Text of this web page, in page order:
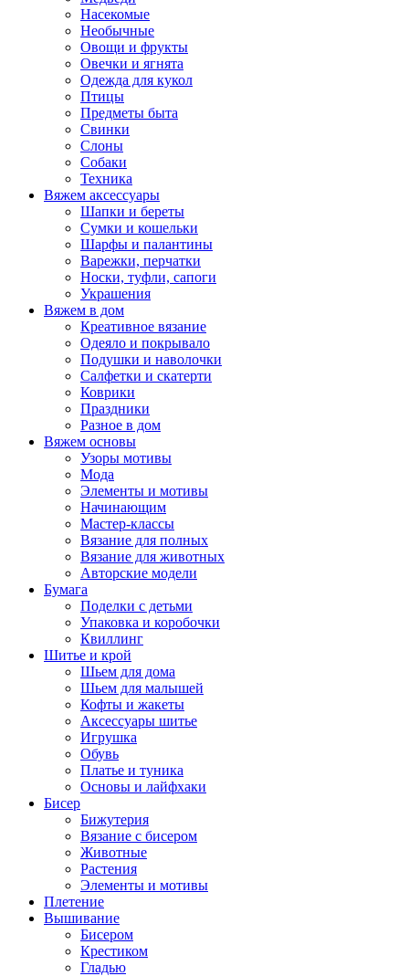
Насекомые
Необычные
Овощи и фрукты
Овечки и ягнята
Одежда для кукол
Птицы
Предметы быта
Свинки
Слоны
Собаки
Техника
Вяжем аксессуары
Шапки и береты
Сумки и кошельки
Шарфы и палантины
Варежки, перчатки
Носки, туфли, сапоги
Украшения
Вяжем в дом
Креативное вязание
Одеяло и покрывало
Подушки и наволочки
Салфетки и скатерти
Коврики
Праздники
Разное в дом
Вяжем основы
Узоры мотивы
Мода
Элементы и мотивы
Начинающим
Мастер-классы
Вязание для полных
Вязание для животных
Авторские модели
Бумага
Поделки с детьми
Упаковка и коробочки
Квиллинг
Шитье и крой
Шьем для дома
Шьем для малышей
Кофты и жакеты
Аксессуары шитье
Игрушка
Обувь
Платье и туника
Основы и лайфхаки
Бисер
Бижутерия
Вязание с бисером
Животные
Растения
Элементы и мотивы
Плетение
Вышивание
Бисером
Крестиком
Гладью